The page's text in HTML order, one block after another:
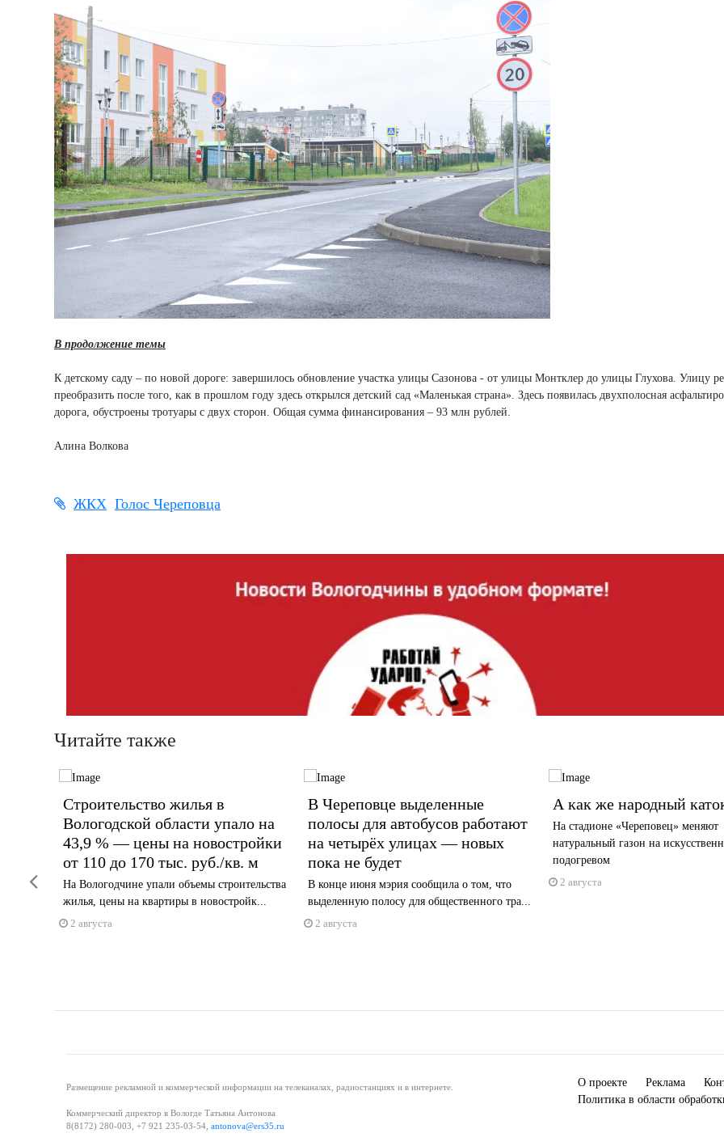
В продолжение темы
К детскому саду – по новой дороге: завершилось обновление участка улицы Сазонова - от улицы Монтклер до улицы Глухова. Улицу
преобразить после того, как в прошлом году здесь открылся детский сад «Маленькая страна». Здесь появилась двухполосная
дорога, обустроены тротуары с двух сторон. Общая сумма финансирования – 93 млн рублей.
Алина Волкова
ЖКХ Голос Череповца
Читайте также
Строительство жилья в
Вологодской области упало на
43,9 % — цены на новостройки
от 110 до 170 тыс. руб./кв. м
На Вологодчине упали объемы строительства
жилья, цены на квартиры в новостройк...
2 августа
В Череповце выделенные
полосы для автобусов работают
на четырёх улицах — новых
пока не будет
В конце июня мэрия сообщила о том, что
выделенную полосу для общественного тра...
2 августа
А как же народный
На стадионе «Череповец» меняют
натуральный газон на
подогревом
2 августа
Размещение рекламной и коммерческой информации на телеканалах, радиостанциях и в интернете.
Коммерческий директор в Вологде Татьяна Антонова
8(8172) 280-003, +7 921 235-03-54, antonova@ers35.ru
О проекте Реклама
Политика в области